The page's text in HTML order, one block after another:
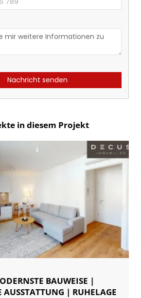
Nachricht senden
in diesem Projekt
BAUWEISE |
AUSSTATTUNG | RUHELAGE